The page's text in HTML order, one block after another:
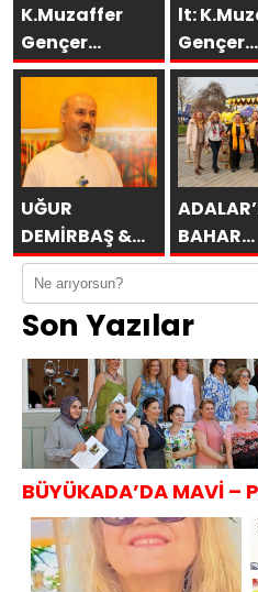
K.Muzaffer
Gençer
Eserleri
İtalya’da
lt:
Gençer
UĞUR
DEMİRBAŞ &
ÖBÜRKÜLER
BAHAR
Son Yazılar
BÜYÜKADA’DA MAVİ –